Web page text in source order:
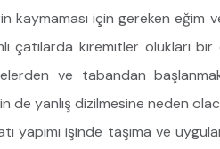
kaymaması için gereken eğim
çatılarda kiremitler olukları
ve tabandan
de yanlış dizilmesine neden
yapımı işinde taşıma ve